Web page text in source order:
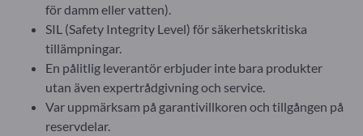
för damm eller vatten).
SIL (Safety Integrity Level) för säkerhetskritiska
tillämpningar.
En pålitlig leverantör erbjuder inte bara produkter
utan även expertrådgivning och service.
Var uppmärksam på garantivillkoren och tillgången på
reservdelar.